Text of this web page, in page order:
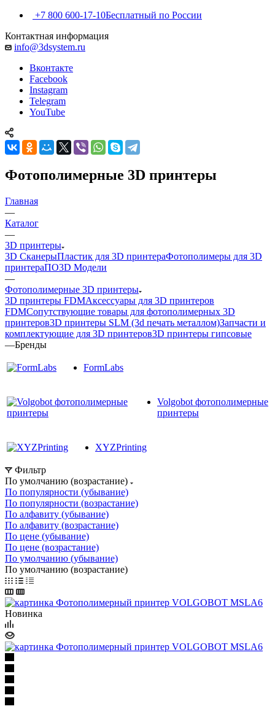
+7 800 600-17-10Бесплатный по России
Контактная информация
info@3dsystem.ru
Вконтакте
Facebook
Instagram
Telegram
YouTube
Фотополимерные 3D принтеры
Главная
—
Каталог
—
3D принтеры
3D СканерыПластик для 3D принтераФотополимеры для 3D
принтераПО3D Модели
—
Фотополимерные 3D принтеры
3D принтеры FDMАксессуары для 3D принтеров
FDMСопутствующие товары для фотополимерных 3D
принтеров3D принтеры SLM (3d печать металлом)Запчасти и
комплектующие для 3D принтеров3D принтеры гипсовые
—Бренды
FormLabs
Volgobot фотополимерные
принтеры
XYZPrinting
Фильтр
По умолчанию (возрастание)
По популярности (убывание)
По популярности (возрастание)
По алфавиту (убывание)
По алфавиту (возрастание)
По цене (убывание)
По цене (возрастание)
По умолчанию (убывание)
По умолчанию (возрастание)
Новинка